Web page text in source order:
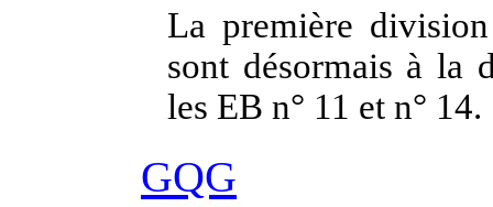
La première
sont désormais à la
les EB n° 11 et n° 14.
GQG